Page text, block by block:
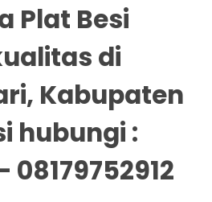
Plat Besi
di
Kabupaten
hubungi :
08179752912